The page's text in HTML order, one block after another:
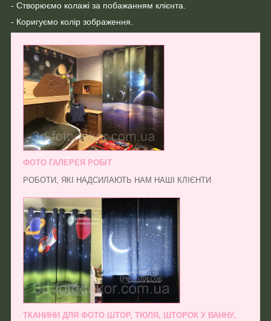
- Створюємо колажі за побажанням клієнта.
- Коригуємо колір зображення.
ФОТО ГАЛЕРЕЯ РОБІТ
РОБОТИ, ЯКІ НАДСИЛАЮТЬ НАМ НАШІ КЛІЄНТИ
ТКАНИНИ ДЛЯ ФОТО ШТОР, ТЮЛЯ, ШТОРОК У ВАННУ,